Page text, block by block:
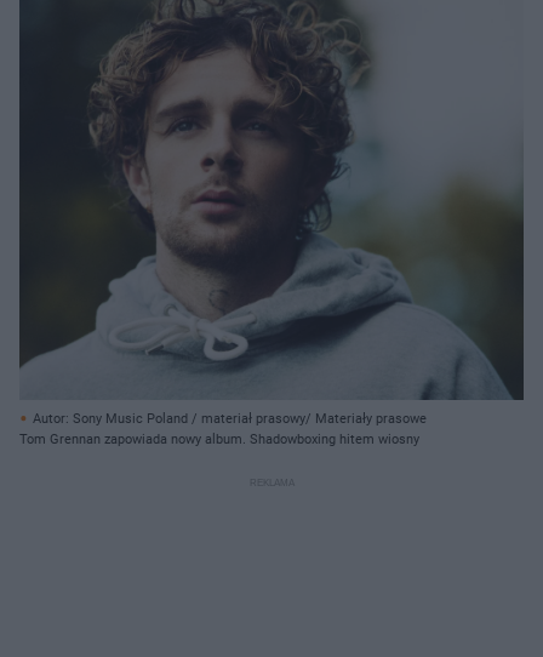
Autor: Sony Music Poland / materiał prasowy/ Materiały prasowe
Tom Grennan zapowiada nowy album. Shadowboxing hitem wiosny